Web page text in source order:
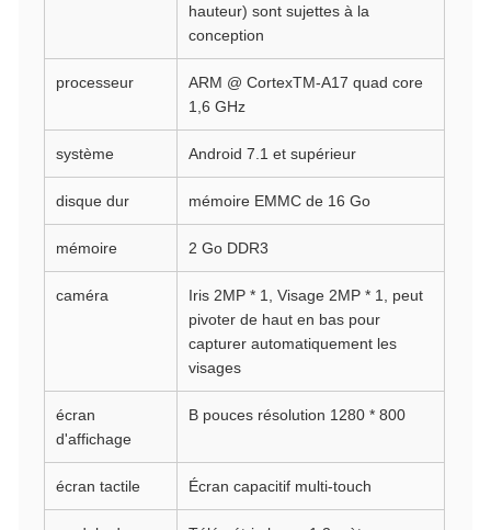
hauteur) sont sujettes à la
conception
processeur
ARM @ CortexTM-A17 quad core
1,6 GHz
système Android 7.1 et supérieur
disque dur mémoire EMMC de 16 Go
mémoire 2 Go DDR3
caméra
Iris 2MP * 1, Visage 2MP * 1, peut
pivoter de haut en bas pour
capturer automatiquement les
visages
écran
d'affichage
B pouces résolution 1280 * 800
écran tactile Écran capacitif multi-touch